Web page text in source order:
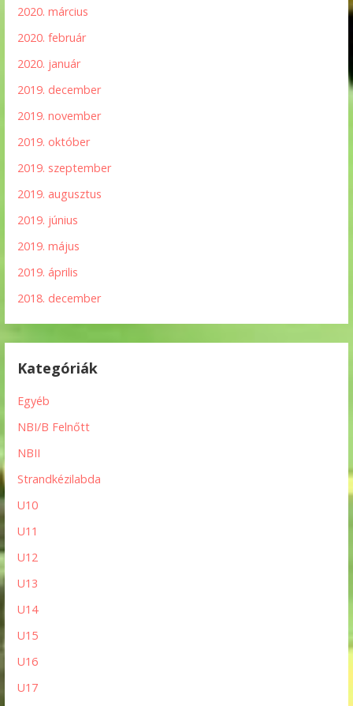
2020. március
2020. február
2020. január
2019. december
2019. november
2019. október
2019. szeptember
2019. augusztus
2019. június
2019. május
2019. április
2018. december
Kategóriák
Egyéb
NBI/B Felnőtt
NBII
Strandkézilabda
U10
U11
U12
U13
U14
U15
U16
U17